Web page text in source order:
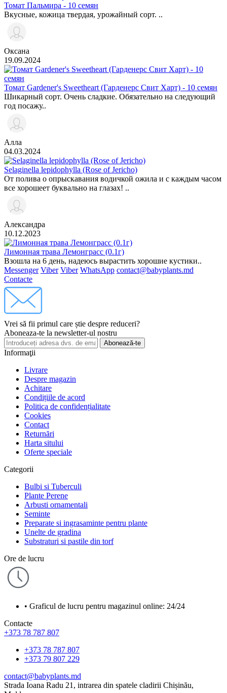
Томат Пальмира - 10 семян
Вкусные, кожица твердая, урожайный сорт. ..
Оксана
19.09.2024
Томат Gardener's Sweetheart (Гарденерс Свит Харт) - 10 семян
Шикарный сорт. Очень сладкие. Обязательно на следующий
год посажу..
Алла
04.03.2024
Selaginella lepidophylla (Rose of Jericho)
От полива о опрыскавания водичкой ожила и с каждым часом
все хорошеет буквально на глазах! ..
Александра
10.12.2023
Лимонная трава Лемонграсс (0.1г)
Взошла на 6 день, надеюсь вырастить хорошие кустики..
Messenger Viber Viber WhatsApp contact@babyplants.md
Contacte
Vrei să fii primul care știe despre reduceri?
Aboneaza-te la newsletter-ul nostru
Abonează-te
Informaţii
Livrare
Despre magazin
Achitare
Condițiile de acord
Politica de confidențialitate
Cookies
Contact
Returnări
Harta sitului
Oferte speciale
Categorii
Bulbi si Tuberculi
Plante Perene
Arbusti ornamentali
Seminte
Preparate si ingrasaminte pentru plante
Unelte de gradina
Substraturi si pastile din torf
Ore de lucru
• Graficul de lucru pentru magazinul online: 24/24
Contacte
+373 78 787 807
+373 78 787 807
+373 79 807 229
contact@babyplants.md
Strada Ioana Radu 21, intrarea din spatele cladirii Chișinău,